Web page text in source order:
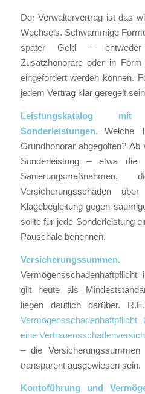
Der Verwaltervertrag ist das
Wechsels. Schwammige
später Geld –
Zusatzhonorare oder in
eingefordert werden können.
jedem Vertrag klar geregelt
Leistungskatalog
Sonderleistungen. Welche
Grundhonorar abgegolten?
Sonderleistung – etwa die
Versicherungsschäden
Klagebegleitung gegen
sollte für jede Sonderleistung
Pauschale benennen.
Versicherungssummen.
gilt heute als
liegen deutlich darüber.
eine
– die
transparent ausgewiesen sein.
Kontoführung und